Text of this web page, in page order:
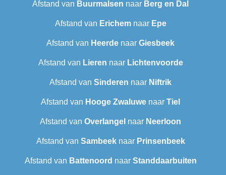
Afstand van Buurmalsen naar Berg en Dal
Afstand van Erichemnaar Epe
Afstand van Heerde naar Giesbeek
Afstand van Lieren naar Lichtenvoorde
Afstand van Sinderen naar Niftrik
Afstand van Hooge Zwaluwe naar Tiel
Afstand van Overlangel naar Neerloon
Afstand van Sambeeknaar Prinsenbeek
Afstand van Battenoord naar Standdaarbuiten